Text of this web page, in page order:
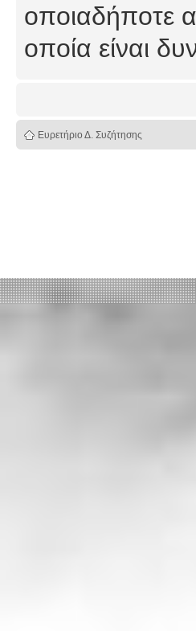
οποιαδήποτε
οποία είναι
Ευρετήριο Δ. Συζήτησης